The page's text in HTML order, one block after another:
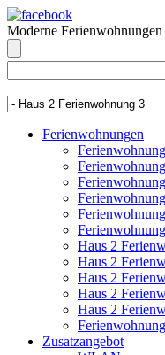
Moderne
Ferienwohnungen
Haus 2
Haus 2
Haus 2
Haus 2
Haus 2
Zusatzangebot